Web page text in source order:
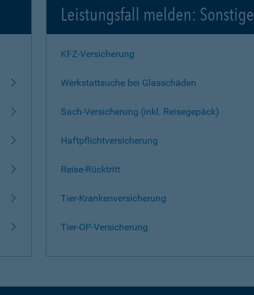
Leistungsfall melden: Sonstige
KFZ-Versicherung
Werkstattsuche bei Glasschäden
Sach-Versicherung (inkl. Reisegepäck)
Haftpflichtversicherung
Reise-Rücktritt
Tier-Krankenversicherung
Tier-OP-Versicherung